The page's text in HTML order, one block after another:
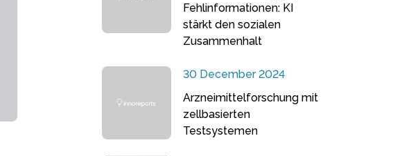
Fehlinformationen: KI
stärkt den sozialen
Zusammenhalt
30 December 2024
Arzneimittelforschung mit
zellbasierten
Testsystemen